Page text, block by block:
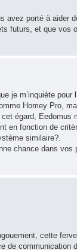
avez porté à aider
futurs, et que vos
je m’inquiète pour
Homey Pro,
égard, Eedomus
en fonction de
similaire?.
chance dans vos
cette
de communication